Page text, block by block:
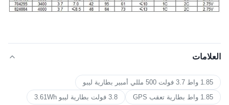
العلامات
1.85 واط 3.7 فولت 500 مللي أمبير بطارية ليبو
1.85 واط بطارية تعقب GPS
3.8 فولت بطارية ليبو 3.61Wh